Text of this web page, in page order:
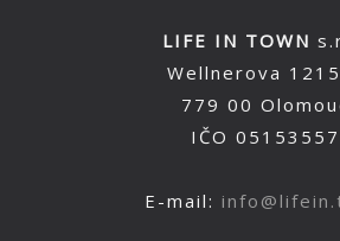
LIFE IN TOWN
Wellnerova
779 00
IČO 05153557
E-mail: